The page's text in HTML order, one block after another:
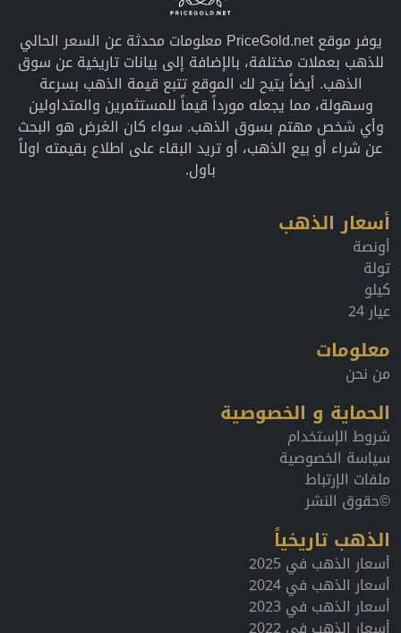
يوفر موقع PriceGold.net معلومات محدثة عن السعر الحالي
للذهب بعملات مختلفة، بالإضافة إلى بيانات تاريخية عن سوق
الذهب. أيضاً يتيح لك الموقع تتبع قيمة الذهب بسرعة
وسهولة، مما يجعله مورداً قيماً للمستثمرين والمتداولين
وأي شخص مهتم بسوق الذهب. سواء كان الغرض هو البحث
عن شراء أو بيع الذهب، أو تريد البقاء على اطلاع بقيمته اولاً
باول.
أسعار الذهب
أونصة
تولة
كيلو
عيار 24
معلومات
من نحن
الحماية و الخصوصية
شروط الإستخدام
سياسة الخصوصية
ملفات الإرتباط
©حقوق النشر
الذهب تاريخياً
أسعار الذهب في 2025
أسعار الذهب في 2024
أسعار الذهب في 2023